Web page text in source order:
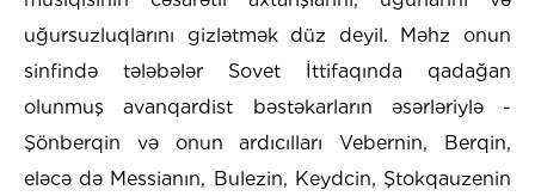
uğursuzluqlarını gizlətmək düz deyil. Məhz onun
sinfində tələbələr Sovet İttifaqında qadağan
olunmuş avanqardist bəstəkarların əsərləriylə -
Şönberqin və onun ardıcılları Vebernin, Berqin,
eləcə də Messianın, Bulezin, Keydcin, Ştokqauzenin